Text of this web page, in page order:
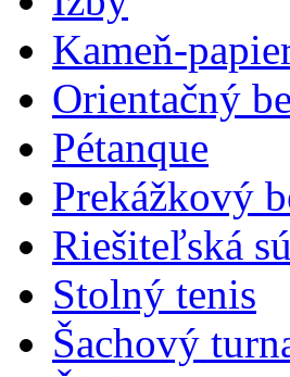
Kameň-
Orientačný
Pétanque
Prekážkový
Riešiteľská
Stolný tenis
Šachový